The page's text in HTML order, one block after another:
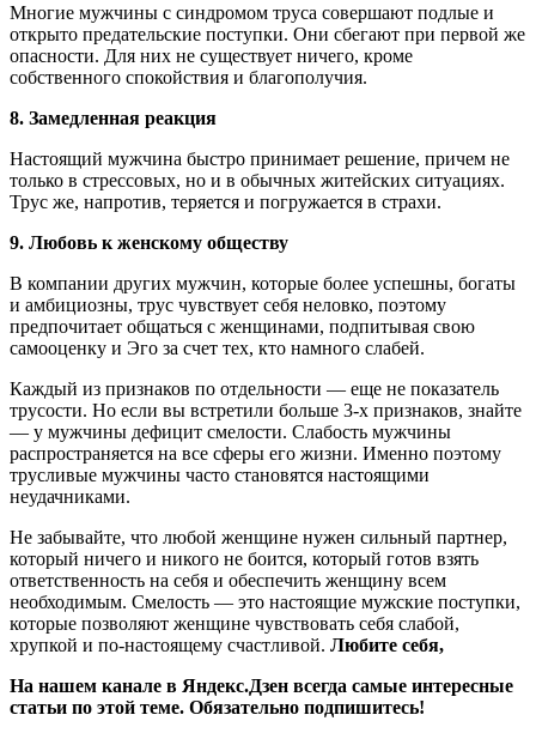
Многие мужчины с синдромом труса совершают подлые и
открыто предательские поступки. Они сбегают при первой же
опасности. Для них не существует ничего, кроме
собственного спокойствия и благополучия.
8. Замедленная реакция
Настоящий мужчина быстро принимает решение, причем не
только в стрессовых, но и в обычных житейских ситуациях.
Трус же, напротив, теряется и погружается в страхи.
9. Любовь к женскому обществу
В компании других мужчин, которые более успешны, богаты
и амбициозны, трус чувствует себя неловко, поэтому
предпочитает общаться с женщинами, подпитывая свою
самооценку и Эго за счет тех, кто намного слабей.
Каждый из признаков по отдельности — еще не показатель
трусости. Но если вы встретили больше 3-х признаков, знайте
— у мужчины дефицит смелости. Слабость мужчины
распространяется на все сферы его жизни. Именно поэтому
трусливые мужчины часто становятся настоящими
неудачниками.
Не забывайте, что любой женщине нужен сильный партнер,
который ничего и никого не боится, который готов взять
ответственность на себя и обеспечить женщину всем
необходимым. Смелость — это настоящие мужские поступки,
которые позволяют женщине чувствовать себя слабой,
хрупкой и по-настоящему счастливой. Любите себя,
На нашем канале в Яндекс.Дзен всегда самые интересные
статьи по этой теме. Обязательно подпишитесь!